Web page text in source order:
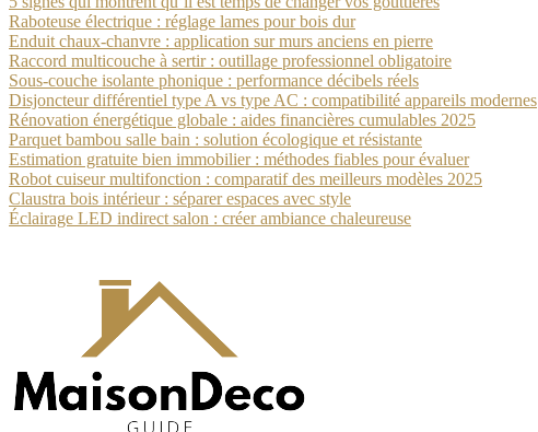
Raboteuse électrique : réglage lames pour bois dur
Enduit chaux-chanvre : application sur murs anciens en pierre
Raccord multicouche à sertir : outillage professionnel obligatoire
Sous-couche isolante phonique : performance décibels réels
Disjoncteur différentiel type A vs type AC : compatibilité appareils modernes
Rénovation énergétique globale : aides financières cumulables 2025
Parquet bambou salle bain : solution écologique et résistante
Estimation gratuite bien immobilier : méthodes fiables pour évaluer
Robot cuiseur multifonction : comparatif des meilleurs modèles 2025
Claustra bois intérieur : séparer espaces avec style
Éclairage LED indirect salon : créer ambiance chaleureuse